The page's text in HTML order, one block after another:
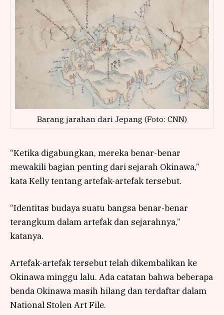
Barang jarahan dari Jepang (Foto: CNN)
“Ketika digabungkan, mereka benar-benar
mewakili bagian penting dari sejarah Okinawa,”
kata Kelly tentang artefak-artefak tersebut.
“Identitas budaya suatu bangsa benar-benar
terangkum dalam artefak dan sejarahnya,”
katanya.
Artefak-artefak tersebut telah dikembalikan ke
Okinawa minggu lalu. Ada catatan bahwa beberapa
benda Okinawa masih hilang dan terdaftar dalam
National Stolen Art File.